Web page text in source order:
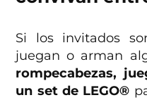
Si los invitados
juegan o arman
rompecabezas,
un set de LEGO®